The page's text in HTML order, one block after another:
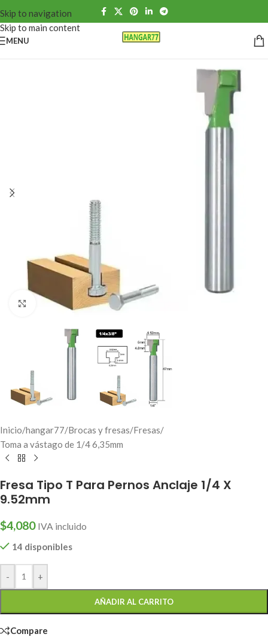
Skip to navigation
Skip to main content
MENU
Click to enlarge
Inicio/hangar77/Brocas y fresas/Fresas/
Toma a vástago de 1/4 6,35mm
Fresa Tipo T Para Pernos Anclaje 1/4 X
9.52mm
$4,080 IVA incluido
14 disponibles
- +
AÑADIR AL CARRITO
Compare